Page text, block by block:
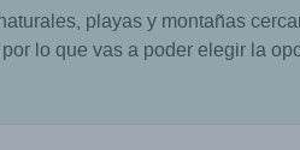
playas y montañas
lo que vas a poder elegir la